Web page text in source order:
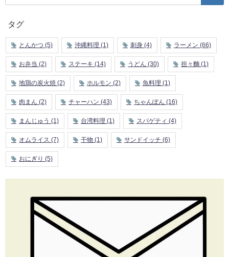
タグ
とんかつ (5) 沖縄料理 (1) 刺身 (4) ラーメン (66)
お弁当 (2) ステーキ (14) うどん (30) 担々麵 (1)
地鶏の炭火焼 (2) ホルモン (2) 魚料理 (1)
肉まん (2) チャーハン (43) ちゃんぽん (16)
まんじゅう (1) 台湾料理 (1) スパゲティ (4)
オムライス (7) 干物 (1) サンドイッチ (6)
おにぎり (5)